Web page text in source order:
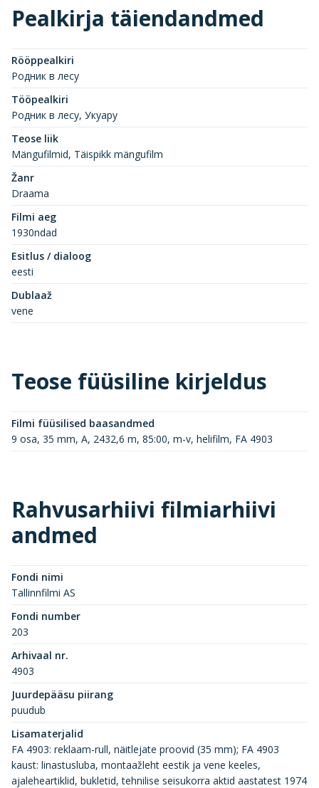
Pealkirja täiendandmed
Rööppealkiri
Родник в лесу
Tööpealkiri
Родник в лесу, Укуару
Teose liik
Mängufilmid, Täispikk mängufilm
Žanr
Draama
Filmi aeg
1930ndad
Esitlus / dialoog
eesti
Dublaaž
vene
Teose füüsiline kirjeldus
Filmi füüsilised baasandmed
9 osa, 35 mm, A, 2432,6 m, 85:00, m-v, helifilm, FA 4903
Rahvusarhiivi filmiarhiivi
andmed
Fondi nimi
Tallinnfilmi AS
Fondi number
203
Arhivaal nr.
4903
Juurdepääsu piirang
puudub
Lisamaterjalid
FA 4903: reklaam-rull, näitlejate proovid (35 mm); FA 4903
kaust: linastusluba, montaažleht eestik ja vene keeles,
ajaleheartiklid, bukletid, tehnilise seisukorra aktid aastatest 1974